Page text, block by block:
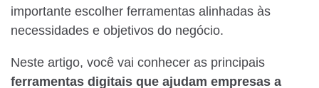
importante escolher ferramentas alinhadas às
necessidades e objetivos do negócio.
Neste artigo, você vai conhecer as principais
ferramentas digitais que ajudam empresas a